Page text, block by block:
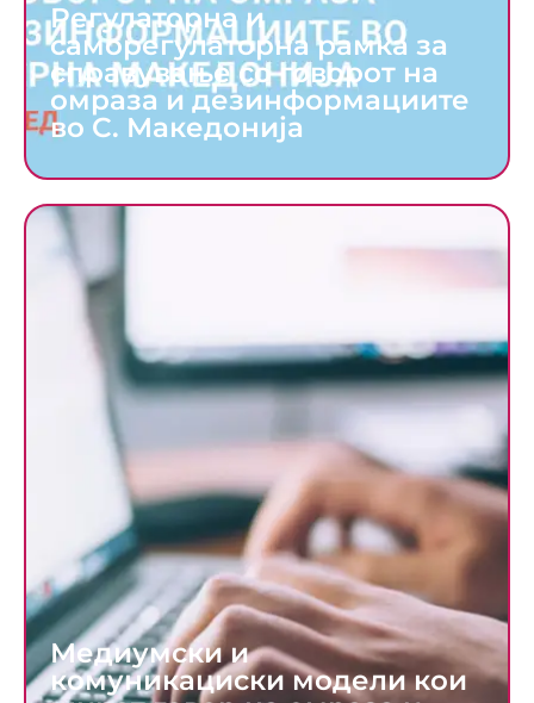
Регулаторна и
саморегулаторна рамка за
справување со говорот на
омраза и дезинформациите
во С. Македонија
Медиумски и
комуникациски модели кои